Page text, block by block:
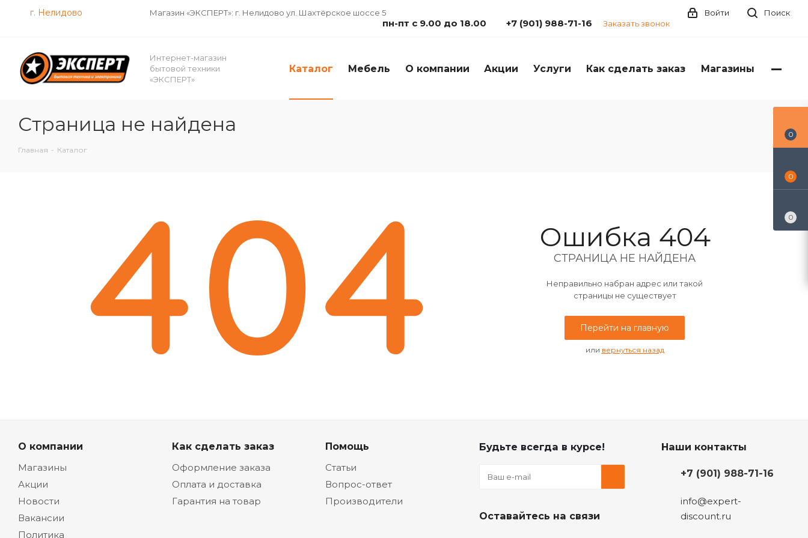
г. Нелидово Магазин «ЭКСПЕРТ»: г. Нелидово ул. Шахтёрское шоссе 5 Поиск
Войти
пн-пт с 9.00 до 18.00 +7 (901) 988-71-16 Заказать звонок
Интернет-магазин
бытовой техники
«ЭКСПЕРТ»
Каталог Мебель О компании Акции Услуги Как сделать заказ Магазины
Страница не найдена
Главная - Каталог
Ошибка 404
СТРАНИЦА НЕ НАЙДЕНА
Неправильно набран адрес или такой
страницы не существует
Перейти на главную
или вернуться назад
О компании
Магазины
Акции
Новости
Вакансии
Политика
Как сделать заказ
Оформление заказа
Оплата и доставка
Гарантия на товар
Помощь
Статьи
Вопрос-ответ
Производители
Будьте всегда в курсе!
Оставайтесь на связи
Наши контакты
+7 (901) 988-71-16
info@expert-
discount.ru
0
0
0